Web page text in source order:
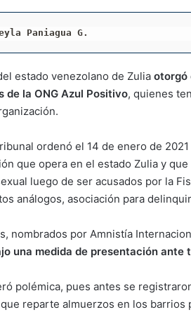
Paniagua G.
estado venezolano de Zulia otorgó
de la ONG Azul Positivo, quienes
ordenó el 14 de enero de
que opera en el estado Zulia y
luego de ser acusados por la
análogos, asociación para
nombrados por Amnistía
una medida de presentación
polémica, pues antes se
reparte almuerzos en los barrios